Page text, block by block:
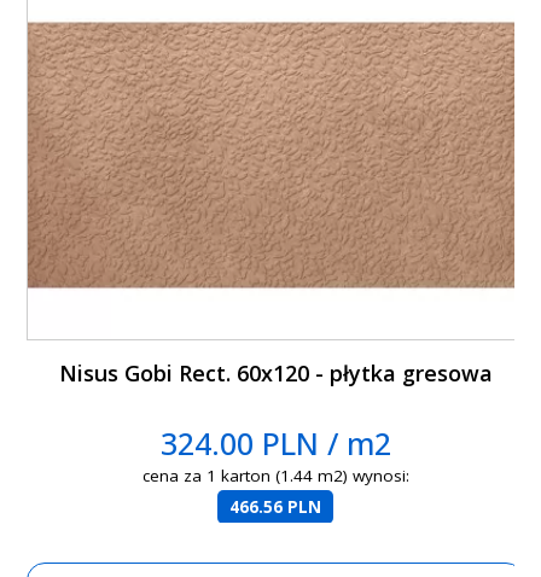
Nisus Gobi Rect. 60x120 - płytka gresowa
324.00 PLN / m2
cena za 1 karton (1.44 m2) wynosi:
466.56 PLN